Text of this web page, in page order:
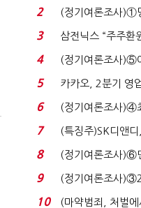
청래 '초접전'...
2
(정기여론조사)①
'초접전'…대통령
3
삼전닉스 “주주환
로이터에 성명...
4
(정기여론조사)⑤
7%…일주일 만에
5
카카오, 2분기 영
비 36% 증가...
6
(정기여론조사)④
원 '양강'…서미...
7
(특징주)SK디앤
장 초반 상한가...
8
(정기여론조사)⑥
31.0%…오차범위
9
(정기여론조사
'송영길'…정청래
10
(마약범죄, 처벌